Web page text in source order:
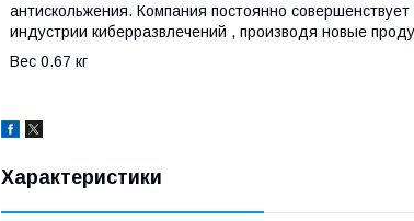
антискольжения. Компания постоянно
индустрии киберразвлечений , производя новые
Вес 0.67 кг
Характеристики